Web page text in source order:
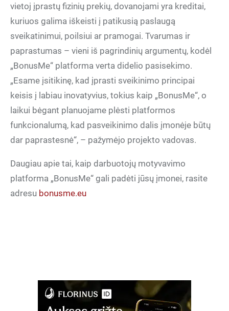
vietoj įprastų fizinių prekių, dovanojami yra kreditai,
kuriuos galima iškeisti į patikusią paslaugą
sveikatinimui, poilsiui ar pramogai. Tvarumas ir
paprastumas – vieni iš pagrindinių argumentų, kodėl
„BonusMe“ platforma verta didelio pasisekimo.
„Esame įsitikinę, kad įprasti sveikinimo principai
keisis į labiau inovatyvius, tokius kaip „BonusMe“, o
laikui bėgant planuojame plėsti platformos
funkcionalumą, kad pasveikinimo dalis įmonėje būtų
dar paprastesnė“, – pažymėjo projekto vadovas.
Daugiau apie tai, kaip darbuotojų motyvavimo
platforma „BonusMe“ gali padėti jūsų įmonei, rasite
adresu bonusme.eu